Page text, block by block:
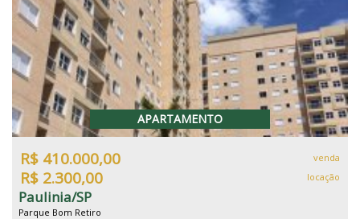
APARTAMENTO
R$ 410.000,00 venda
R$ 2.300,00 locação
Paulinia/SP
Parque Bom Retiro